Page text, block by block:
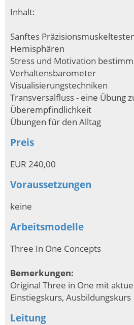
Inhalt:
Sanftes
Hemisphären
Stress und Motivation
Verhaltensbarometer
Visualisierungstechniken
Transversalfluss - eine Übung
Überempfindlichkeit
Übungen für den Alltag
Preis
EUR 240,00
Voraussetzungen
keine
Arbeitsmodelle
Three In One Concepts
Bemerkungen:
Original Three in One mit
Einstiegskurs, Ausbildungskurs
Leitung